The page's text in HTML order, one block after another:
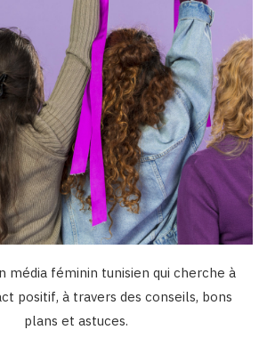
média féminin tunisien qui cherche à
positif, à travers des conseils, bons
plans et astuces.